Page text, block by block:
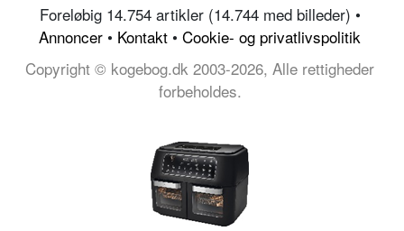
Foreløbig 14.754 artikler (14.744 med billeder) •
Annoncer • Kontakt • Cookie- og privatlivspolitik
Copyright © kogebog.dk 2003-2026, Alle rettigheder
forbeholdes.